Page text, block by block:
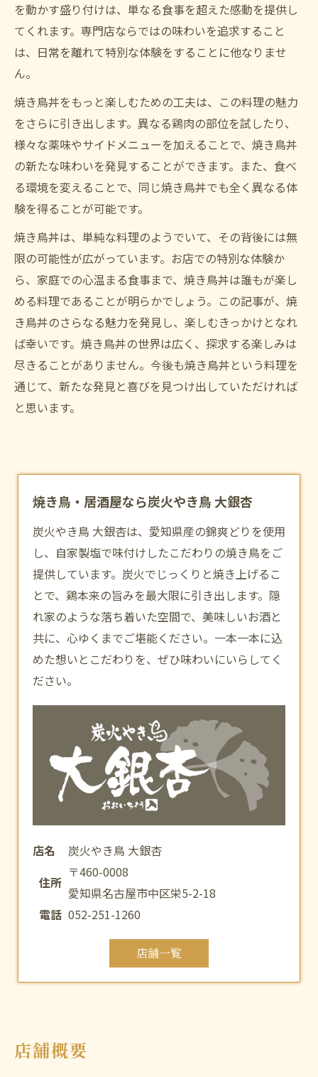
を動かす盛り付けは、単なる食事を超えた感動を提供し
てくれます。専門店ならではの味わいを追求すること
は、日常を離れて特別な体験をすることに他なりませ
ん。
焼き鳥丼をもっと楽しむための工夫は、この料理の魅力
をさらに引き出します。異なる鶏肉の部位を試したり、
様々な薬味やサイドメニューを加えることで、焼き鳥丼
の新たな味わいを発見することができます。また、食べ
る環境を変えることで、同じ焼き鳥丼でも全く異なる体
験を得ることが可能です。
焼き鳥丼は、単純な料理のようでいて、その背後には無
限の可能性が広がっています。お店での特別な体験か
ら、家庭での心温まる食事まで、焼き鳥丼は誰もが楽し
める料理であることが明らかでしょう。この記事が、焼
き鳥丼のさらなる魅力を発見し、楽しむきっかけとなれ
ば幸いです。焼き鳥丼の世界は広く、探求する楽しみは
尽きることがありません。今後も焼き鳥丼という料理を
通じて、新たな発見と喜びを見つけ出していただければ
と思います。
焼き鳥・居酒屋なら炭火やき鳥 大銀杏
炭火やき鳥 大銀杏は、愛知県産の錦爽どりを使用
し、自家製塩で味付けしたこだわりの焼き鳥をご
提供しています。炭火でじっくりと焼き上げるこ
とで、鶏本来の旨みを最大限に引き出します。隠
れ家のような落ち着いた空間で、美味しいお酒と
共に、心ゆくまでご堪能ください。一本一本に込
めた想いとこだわりを、ぜひ味わいにいらしてく
ださい。
店名
炭火やき鳥 大銀杏
住所
〒460-0008
愛知県名古屋市中区栄5-2-18
電話 052-251-1260
店舗一覧
店舗概要